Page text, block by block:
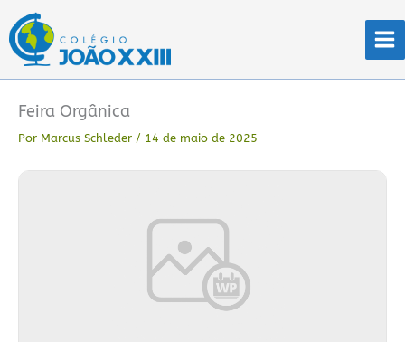
para
conteúdo
Feira Orgânica
Por Marcus Schleder / 14 de maio de 2025